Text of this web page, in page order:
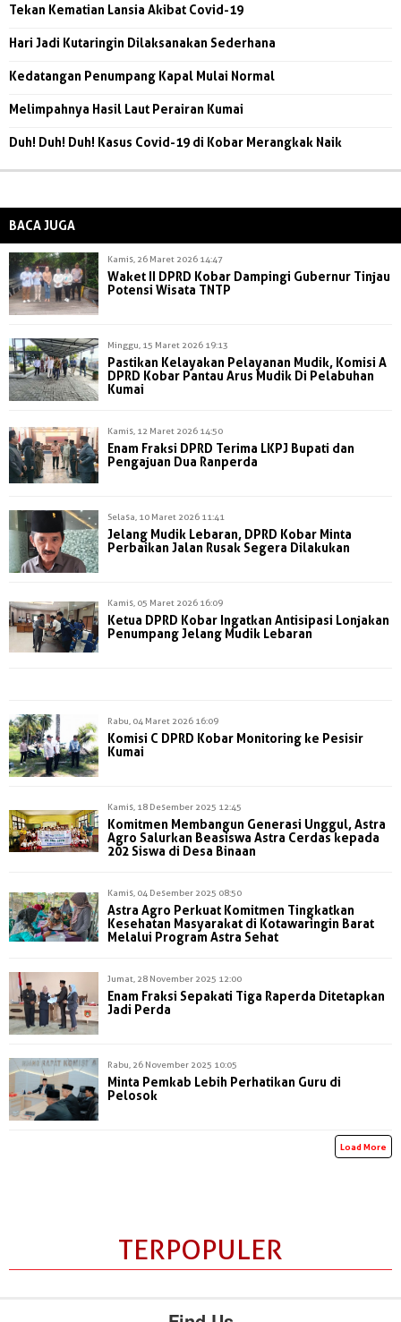
Tekan Kematian Lansia Akibat Covid-19
Hari Jadi Kutaringin Dilaksanakan Sederhana
Kedatangan Penumpang Kapal Mulai Normal
Melimpahnya Hasil Laut Perairan Kumai
Duh! Duh! Duh! Kasus Covid-19 di Kobar Merangkak Naik
BACA JUGA
Kamis, 26 Maret 2026 14:47
Waket II DPRD Kobar Dampingi Gubernur Tinjau
Potensi Wisata TNTP
Minggu, 15 Maret 2026 19:13
Pastikan Kelayakan Pelayanan Mudik, Komisi A
DPRD Kobar Pantau Arus Mudik Di Pelabuhan
Kumai
Kamis, 12 Maret 2026 14:50
Enam Fraksi DPRD Terima LKPJ Bupati dan
Pengajuan Dua Ranperda
Selasa, 10 Maret 2026 11:41
Jelang Mudik Lebaran, DPRD Kobar Minta
Perbaikan Jalan Rusak Segera Dilakukan
Kamis, 05 Maret 2026 16:09
Ketua DPRD Kobar Ingatkan Antisipasi Lonjakan
Penumpang Jelang Mudik Lebaran
Rabu, 04 Maret 2026 16:09
Komisi C DPRD Kobar Monitoring ke Pesisir
Kumai
Kamis, 18 Desember 2025 12:45
Komitmen Membangun Generasi Unggul, Astra
Agro Salurkan Beasiswa Astra Cerdas kepada
202 Siswa di Desa Binaan
Kamis, 04 Desember 2025 08:50
Astra Agro Perkuat Komitmen Tingkatkan
Kesehatan Masyarakat di Kotawaringin Barat
Melalui Program Astra Sehat
Jumat, 28 November 2025 12:00
Enam Fraksi Sepakati Tiga Raperda Ditetapkan
Jadi Perda
Rabu, 26 November 2025 10:05
Minta Pemkab Lebih Perhatikan Guru di
Pelosok
Load More
TERPOPULER